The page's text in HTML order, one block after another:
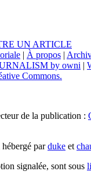
UN ARTICLE
| À propos |
by owni |
Commons.
de la publication :
parduke et
signalée, sont sous